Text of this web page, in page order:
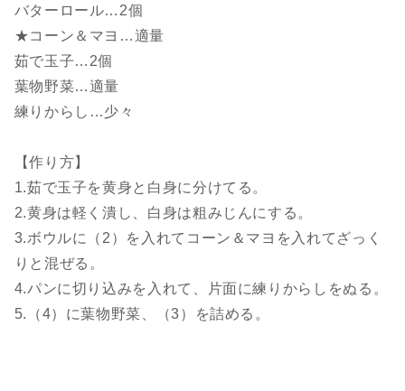
バターロール…2個
★コーン＆マヨ…適量
茹で玉子…2個
葉物野菜…適量
練りからし…少々
【作り方】
1.茹で玉子を黄身と白身に分けてる。
2.黄身は軽く潰し、白身は粗みじんにする。
3.ボウルに（2）を入れてコーン＆マヨを入れてざっく
りと混ぜる。
4.パンに切り込みを入れて、片面に練りからしをぬる。
5.（4）に葉物野菜、（3）を詰める。